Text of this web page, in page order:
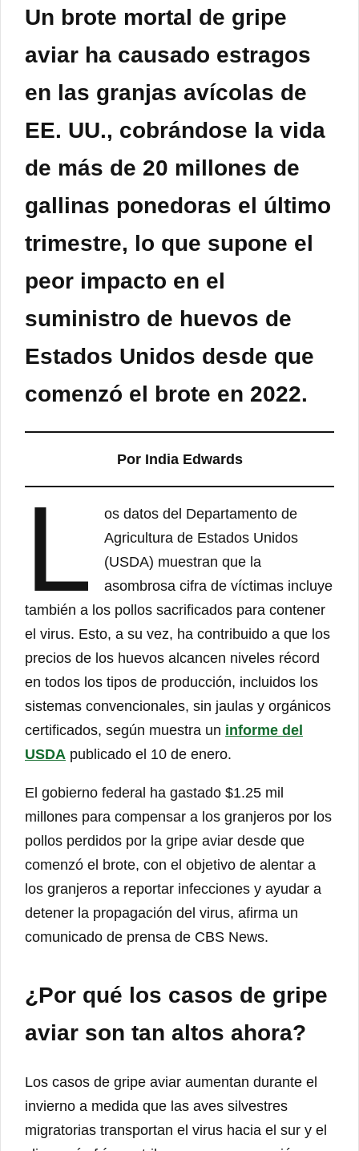
Un brote mortal de gripe
aviar ha causado estragos
en las granjas avícolas de
EE. UU., cobrándose la vida
de más de 20 millones de
gallinas ponedoras el último
trimestre, lo que supone el
peor impacto en el
suministro de huevos de
Estados Unidos desde que
comenzó el brote en 2022.
Por India Edwards
L
os datos del Departamento de
Agricultura de Estados Unidos
(USDA) muestran que la
asombrosa cifra de víctimas incluye
también a los pollos sacrificados para contener
el virus. Esto, a su vez, ha contribuido a que los
precios de los huevos alcancen niveles récord
en todos los tipos de producción, incluidos los
sistemas convencionales, sin jaulas y orgánicos
certificados, según muestra un informe del
USDA publicado el 10 de enero.
El gobierno federal ha gastado $1.25 mil
millones para compensar a los granjeros por los
pollos perdidos por la gripe aviar desde que
comenzó el brote, con el objetivo de alentar a
los granjeros a reportar infecciones y ayudar a
detener la propagación del virus, afirma un
comunicado de prensa de CBS News.
¿Por qué los casos de gripe
aviar son tan altos ahora?
Los casos de gripe aviar aumentan durante el
invierno a medida que las aves silvestres
migratorias transportan el virus hacia el sur y el